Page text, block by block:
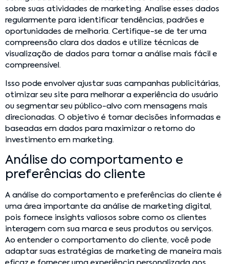
sobre suas atividades de marketing. Analise esses dados
regularmente para identificar tendências, padrões e
oportunidades de melhoria. Certifique-se de ter uma
compreensão clara dos dados e utilize técnicas de
visualização de dados para tornar a análise mais fácil e
compreensível.
Isso pode envolver ajustar suas campanhas publicitárias,
otimizar seu site para melhorar a experiência do usuário
ou segmentar seu público-alvo com mensagens mais
direcionadas. O objetivo é tomar decisões informadas e
baseadas em dados para maximizar o retorno do
investimento em marketing.
Análise do comportamento e
preferências do cliente
A análise do comportamento e preferências do cliente é
uma área importante da análise de marketing digital,
pois fornece insights valiosos sobre como os clientes
interagem com sua marca e seus produtos ou serviços.
Ao entender o comportamento do cliente, você pode
adaptar suas estratégias de marketing de maneira mais